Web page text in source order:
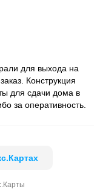
для выхода на
Конструкция
для сдачи дома в
за оперативность.